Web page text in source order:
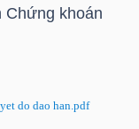
khoán
do dao han.pdf